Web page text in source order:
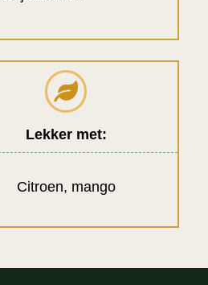
Lekker met:
Citroen, mango